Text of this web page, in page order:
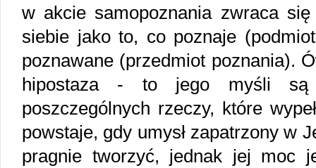
w akcie samopoznania zwraca
siebie jako to, co poznaje
poznawane (przedmiot poznania).
hipostaza - to jego myśli są
poszczególnych rzeczy, które
powstaje, gdy umysł zapatrzony w
pragnie tworzyć, jednak jej moc